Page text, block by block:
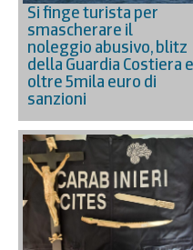
Si finge turista per
smascherare il
noleggio abusivo, blitz
della Guardia Costiera e
oltre 5mila euro di
sanzioni